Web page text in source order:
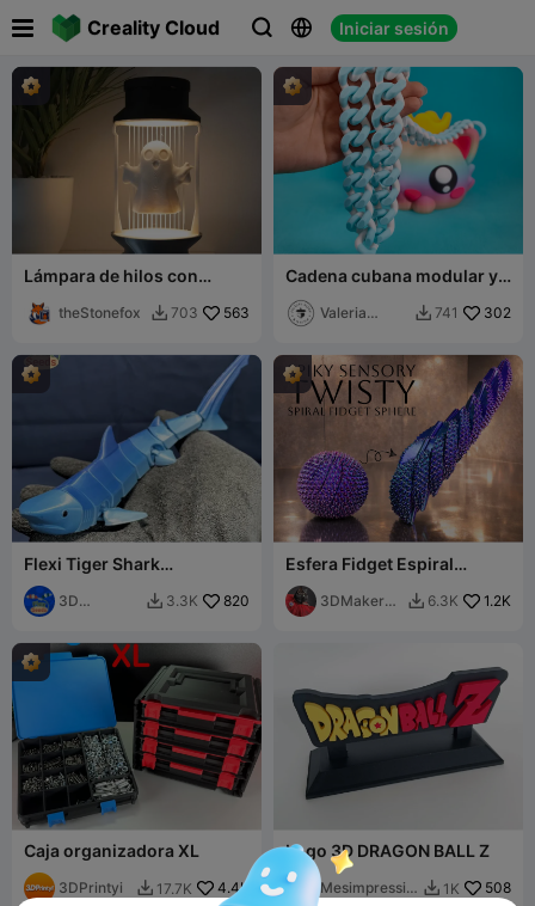
Creality Cloud   Iniciar sesión
 
Lámpara de hilos con
theStonefox  703 563
Cadena cubana modular y
gato)Valeria
 741 302
Flexi Tiger Shark
(impresión en el lugar)
3D
 3.3K 820
Esfera Fidget Espiral
Giratoria con Púas
Sensoriales
3DMakerSp
 6.3K 1.2K
Caja organizadora XL
3DPrintyi  17.7K 4.4K
Logo 3D DRAGON BALL Z
Mesimpressio
 1K 508